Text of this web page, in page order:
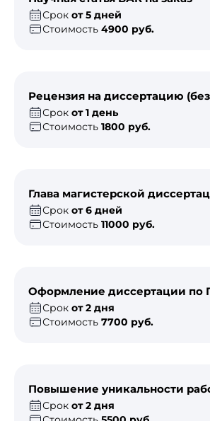
Срок от 5 дней
Стоимость 4900 руб.
Рецензия на диссертацию
Срок от 1 день
Стоимость 1800 руб.
Глава магистерской
Срок от 6 дней
Стоимость 11000 руб.
Оформление диссертации по
Срок от 2 дня
Стоимость 7700 руб.
Повышение уникальности
Срок от 2 дня